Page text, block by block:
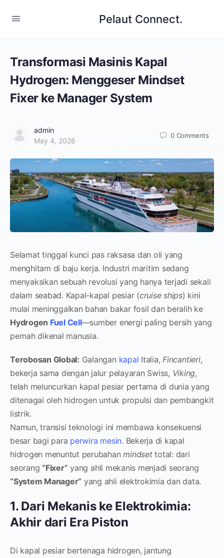
Pelaut Connect.
Transformasi Masinis Kapal
Hydrogen: Menggeser Mindset
Fixer ke Manager System
admin
May 4, 2026
0 Comments
Selamat tinggal kunci pas raksasa dan oli yang
menghitam di baju kerja. Industri maritim sedang
menyaksikan sebuah revolusi yang hanya terjadi sekali
dalam seabad. Kapal-kapal pesiar (cruise ships) kini
mulai meninggalkan bahan bakar fosil dan beralih ke
Hydrogen Fuel Cell—sumber energi paling bersih yang
pernah dikenal manusia.
Terobosan Global: Galangan kapal Italia, Fincantieri,
bekerja sama dengan jalur pelayaran Swiss, Viking,
telah meluncurkan kapal pesiar pertama di dunia yang
ditenagai oleh hidrogen untuk propulsi dan pembangkit
listrik.
Namun, transisi teknologi ini membawa konsekuensi
besar bagi para perwira mesin. Bekerja di kapal
hidrogen menuntut perubahanmindsettotal: dari
seorang “Fixer” yang ahli mekanis menjadi seorang
“System Manager” yang ahli elektrokimia dan data.
1. Dari Mekanis ke Elektrokimia:
Akhir dari Era Piston
Di kapal pesiar bertenaga hidrogen, jantung